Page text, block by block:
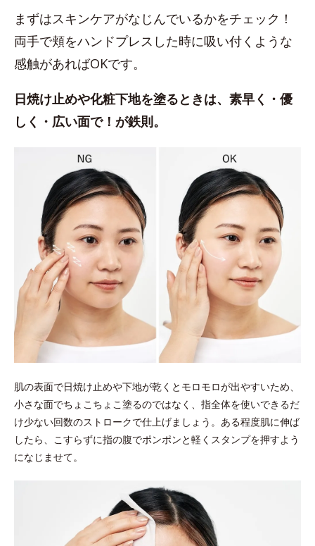
まずはスキンケアがなじんでいるかをチェック！
両手で頬をハンドプレスした時に吸い付くような
感触があればOKです。
日焼け止めや化粧下地を塗るときは、素早く・優
しく・広い面で！が鉄則。
肌の表面で日焼け止めや下地が乾くとモロモロが出やすいため、
小さな面でちょこちょこ塗るのではなく、指全体を使いできるだ
け少ない回数のストロークで仕上げましょう。ある程度肌に伸ば
したら、こすらずに指の腹でポンポンと軽くスタンプを押すよう
になじませて。